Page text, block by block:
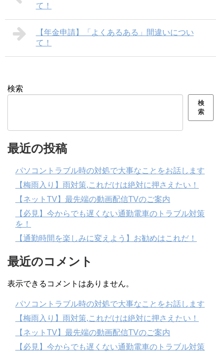
て！
【年金申請】「よくあるある」間違いについ
て！
検索
検
索
最近の投稿
パソコントラブル時の対処で大事なことをお話します
【梅雨入り】雨対策,これだけは絶対に押さえたい！
【ネットTV】最先端の動画配信TVのご案内
【必見】今からでも遅くない通勤電車のトラブル対策
を！
【通勤時間を楽しみに変えよう】お勧めはこれだ！
最近のコメント
表示できるコメントはありません。
パソコントラブル時の対処で大事なことをお話します
【梅雨入り】雨対策,これだけは絶対に押さえたい！
【ネットTV】最先端の動画配信TVのご案内
【必見】今からでも遅くない通勤電車のトラブル対策